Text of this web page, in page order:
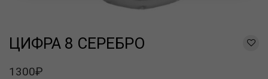
ЦИФРА 8 СЕРЕБРО
1300₽